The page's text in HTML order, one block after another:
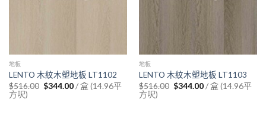
地板
LENTO 木紋木塑地板 LT1102
$516.00 Original
price
$344.00Current
price
/ 盒 (14.96平
方呎)
地板
LENTO 木紋木塑地板 LT1103
$516.00 Original
price
$344.00Current
price
/ 盒 (14.96平
方呎)